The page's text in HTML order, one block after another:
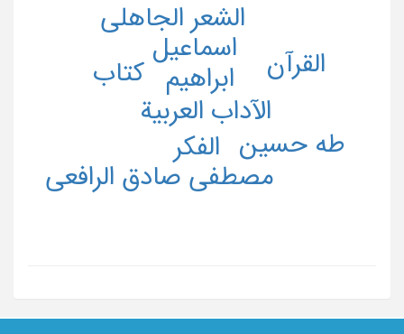
ابراهیم
اسماعیل
الآداب العربیة
الشعر الجاهلی
الفکر
القرآن
طه حسین
مصطفی صادق الرافعی
کتاب